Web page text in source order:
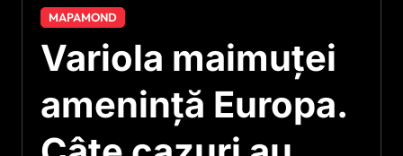
MAPAMOND
Variola maimuței
amenință Europa.